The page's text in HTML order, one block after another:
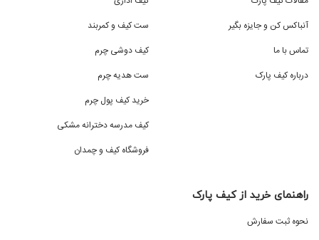
هستند.
مدت زمان سفر : با توجه به مدت زمان سفر خود، سایز
چمدان را انتخاب کنید.
وزن بار : به محدودیت‌های وزنی ایرلاین‌ها توجه داشته
باشید تا هنگام تحویل بار با مشکل مواجه نشوید.
مانند دسته تلسکوپی قابل تنظیم، قفل TSA با قابلیت
تنظیم رمز، و روکش محافظ در برابر باران هستند. با توجه به
چمدان مونزا را با ارزان ترین قیمت بازار از
آنباکس کن و جایزه بگیر
تماس با ما
درباره کیف پارک
ست کیف و کمربند
کیف دوشی چرم
ست هدیه چرم
خرید کیف پول چرم
کیف مدرسه دخترانه مشکی
فروشگاه کیف و چمدان
راهنمای خرید از کیف پارک
نحوه ثبت سفارش